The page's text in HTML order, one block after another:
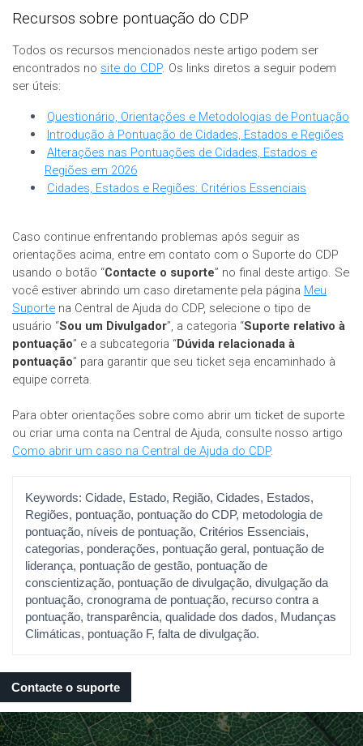
Recursos sobre pontuação do CDP
Todos os recursos mencionados neste artigo podem ser
encontrados no site do CDP. Os links diretos a seguir podem
ser úteis:
Questionário, Orientações e Metodologias de Pontuação
Introdução à Pontuação de Cidades, Estados e Regiões
Alterações nas Pontuações de Cidades, Estados e
Regiões em 2026
Cidades, Estados e Regiões: Critérios Essenciais
Caso continue enfrentando problemas após seguir as
orientações acima, entre em contato com o Suporte do CDP
usando o botão “Contacte o suporte” no final deste artigo. Se
você estiver abrindo um caso diretamente pela página Meu
Suporte na Central de Ajuda do CDP, selecione o tipo de
usuário “Sou um Divulgador”, a categoria “Suporte relativo à
pontuação” e a subcategoria “Dúvida relacionada à
pontuação” para garantir que seu ticket seja encaminhado à
equipe correta.
Para obter orientações sobre como abrir um ticket de suporte
ou criar uma conta na Central de Ajuda, consulte nosso artigo
Como abrir um caso na Central de Ajuda do CDP.
Keywords: Cidade, Estado, Região, Cidades, Estados,
Regiões, pontuação, pontuação do CDP, metodologia de
pontuação, níveis de pontuação, Critérios Essenciais,
categorias, ponderações, pontuação geral, pontuação de
liderança, pontuação de gestão, pontuação de
conscientização, pontuação de divulgação, divulgação da
pontuação, cronograma de pontuação, recurso contra a
pontuação, transparência, qualidade dos dados, Mudanças
Climáticas, pontuação F, falta de divulgação.
Contacte o suporte